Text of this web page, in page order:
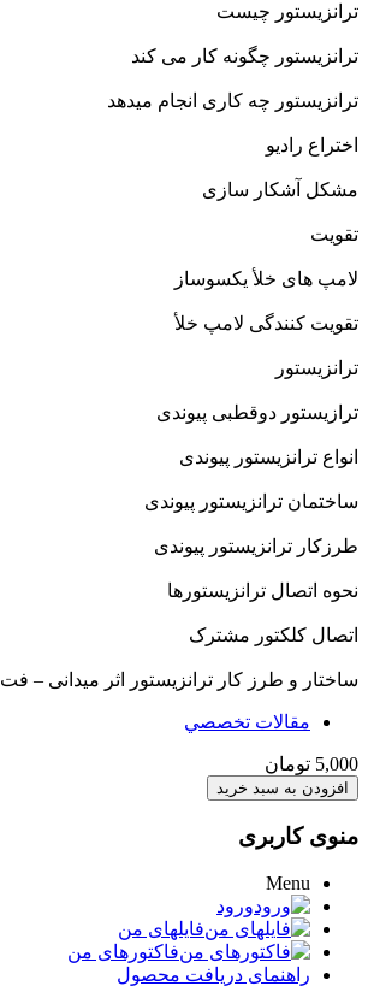
ترانزیستور چیست
ترانزیستور چگونه کار می کند
ترانزیستور چه کاری انجام میدهد
اختراع رادیو
مشکل آشکار سازی
تقویت
لامپ های خلأ یکسوساز
تقویت کنندگی لامپ خلأ
ترانزیستور
ترازیستور دوقطبی پیوندی
انواع ترانزیستور پیوندی
ساختمان ترانزیستور پیوندی
طرزکار ترانزیستور پیوندی
نحوه اتصال ترانزیستورها
اتصال کلکتور مشترک
ساختار و طرز کار ترانزیستور اثر میدانی – فت
مقالات تخصصي
5,000 تومان
منوی کاربری
Menu
ورود
فایلهای من
فاکتورهای من
راهنمای دریافت محصول